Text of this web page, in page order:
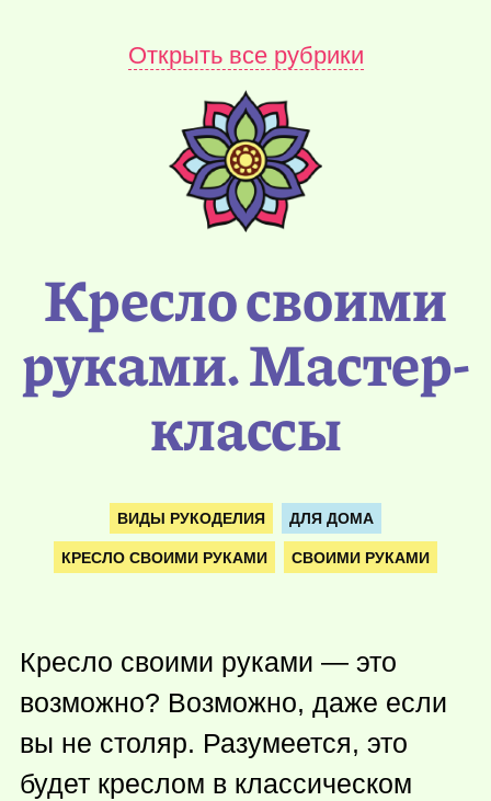
Открыть все рубрики
Кресло своими
руками. Мастер-
классы
ВИДЫ РУКОДЕЛИЯ ДЛЯ ДОМА
КРЕСЛО СВОИМИ РУКАМИ СВОИМИ РУКАМИ
Кресло своими руками — это
возможно? Возможно, даже если
вы не столяр. Разумеется, это
будет креслом в классическом